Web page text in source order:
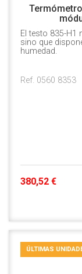
El testo 835-
sino que
humedad.
Ref. 0560 8353
380,52 €
ÚLTIMAS